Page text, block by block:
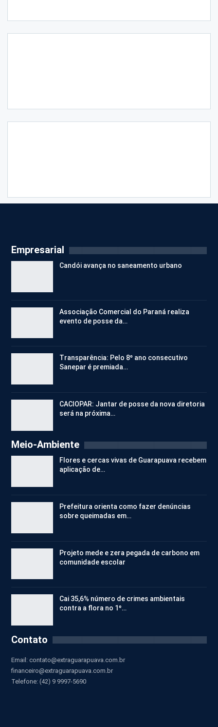
Empresarial
Candói avança no saneamento urbano
Associação Comercial do Paraná realiza
evento de posse da…
Transparência: Pelo 8º ano consecutivo
Sanepar é premiada…
CACIOPAR: Jantar de posse da nova diretoria
será na próxima…
Meio-Ambiente
Flores e cercas vivas de Guarapuava recebem
aplicação de…
Prefeitura orienta como fazer denúncias
sobre queimadas em…
Projeto mede e zera pegada de carbono em
comunidade escolar
Cai 35,6% número de crimes ambientais
contra a flora no 1º…
Contato
Email: contato@extraguarapuava.com.br
financeiro@extraguarapuava.com.br
Telefone: (42) 9 9997-5690